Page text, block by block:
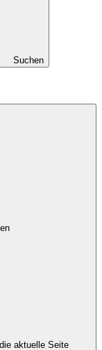
Suchen
aktuelle Seite